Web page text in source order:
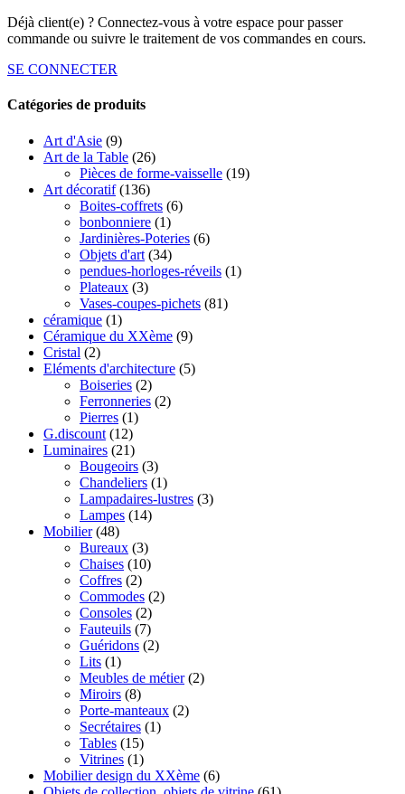
Déjà client(e) ? Connectez-vous à votre espace pour passer
commande ou suivre le traitement de vos commandes en cours.
SE CONNECTER
Catégories de produits
Art d'Asie (9)
Art de la Table (26)
Pièces de forme-vaisselle (19)
Art décoratif (136)
Boites-coffrets (6)
bonbonniere (1)
Jardinières-Poteries (6)
Objets d'art (34)
pendues-horloges-réveils (1)
Plateaux (3)
Vases-coupes-pichets (81)
céramique (1)
Céramique du XXème (9)
Cristal (2)
Eléments d'architecture (5)
Boiseries (2)
Ferronneries (2)
Pierres (1)
G.discount (12)
Luminaires (21)
Bougeoirs (3)
Chandeliers (1)
Lampadaires-lustres (3)
Lampes (14)
Mobilier (48)
Bureaux (3)
Chaises (10)
Coffres (2)
Commodes (2)
Consoles (2)
Fauteuils (7)
Guéridons (2)
Lits (1)
Meubles de métier (2)
Miroirs (8)
Porte-manteaux (2)
Secrétaires (1)
Tables (15)
Vitrines (1)
Mobilier design du XXème (6)